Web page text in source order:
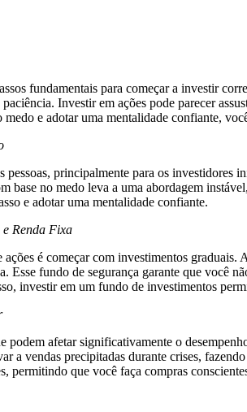
fundamentais para começar a investir
Investir em ações pode parecer
e adotar uma mentalidade confiante,
pessoas, principalmente para os
base no medo leva a uma abordagem
e adotar uma mentalidade confiante.
Renda Fixa
é começar com investimentos
Esse fundo de segurança garante que você
investir em um fundo de investimentos
podem afetar significativamente o
a vendas precipitadas durante crises,
permitindo que você faça compras